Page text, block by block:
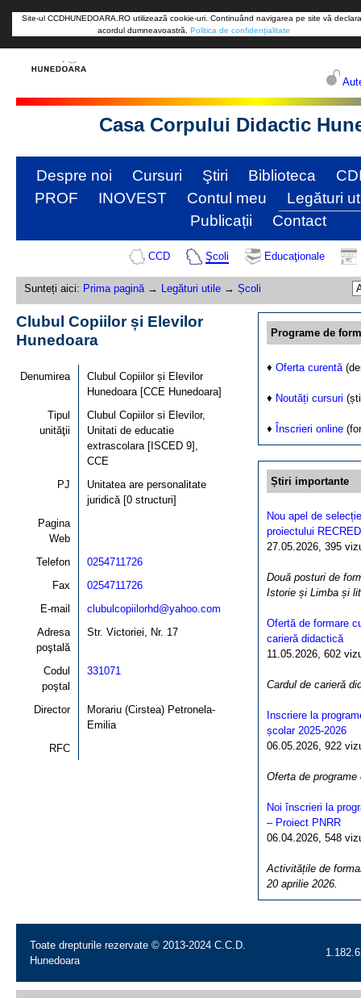
Site-ul CCDHUNEDOARA.RO utilizează cookie-uri. Continuând navigarea pe site vă
acordul dumneavoastră. Politica de confidențialitate
Casa Corpului Didactic
Despre noi Cursuri Ştiri Biblioteca
PROF
INOVEST Contul meu
Legături
Publicații
Contact
CCD Şcoli Educaţionale
Sunteți aici: Prima pagină→ Legături utile → Școli
Programe de
♦ Oferta curentă
♦ Noutăți cursuri
♦ Înscrieri online
Știri importante
Nou apel de
proiectului RECRED
27.05.2026, 395
Două posturi de
Istorie și Limba și
Ofertă de formare
carieră didactică
11.05.2026, 602
Cardul de carieră
Inscriere la
școlar 2025-2026
06.05.2026, 922
Oferta de programe
Noi înscrieri la
– Proiect PNRR
06.04.2026, 548
Activitățile de
20 aprilie 2026.
Clubul Copiilor și Elevilor
Hunedoara
Denumirea
Clubul Copiilor și Elevilor
Hunedoara [CCE Hunedoara]
Tipul
unităţii
Clubul Copiilor si Elevilor,
Unitati de educatie
extrascolara [ISCED 9],
CCE
PJ
Unitatea are personalitate
juridică [0 structuri]
Pagina
Web
Telefon
0254711726
Fax
0254711726
E-mail
clubulcopiilorhd@yahoo.com
Adresa
poştală
Str. Victoriei, Nr. 17
Codul
poştal
331071
Director
Morariu (Cirstea) Petronela-
Emilia
RFC
Toate drepturile rezervate © 2013-2024 C.C.D.
Hunedoara